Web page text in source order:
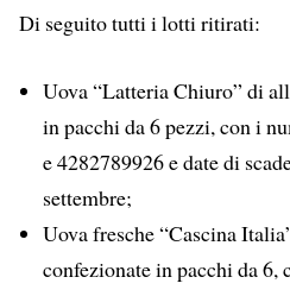
Di seguito tutti i lotti ritirati:
Uova “Latteria Chiuro” di
in pacchi da 6 pezzi, con i
e 4282789926 e date di
settembre;
Uova fresche “Cascina
confezionate in pacchi da